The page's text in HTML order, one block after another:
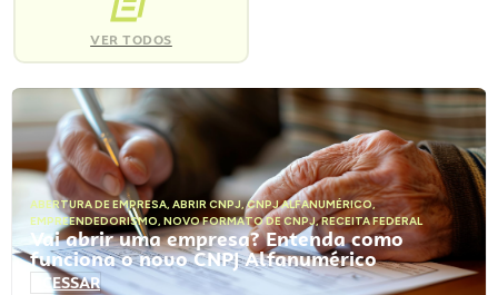
VER TODOS
ABERTURA DE EMPRESA, ABRIR CNPJ,CNPJ ALFANUMÉRICO,
EMPREENDEDORISMO, NOVO FORMATO DE CNPJ,RECEITA FEDERAL
Vai abrir uma empresa? Entenda como
funciona o novo CNPJ Alfanumérico
ACESSAR